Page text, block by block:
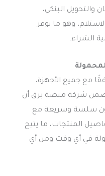
والتحويل البنكي،
وهو ما يوفر
الشراء.
مع جميع الأجهزة،
شركة منصة برق أن
سلسة وسريعة مع
المنتجات، ما يتيح
في أي وقت ومن أي